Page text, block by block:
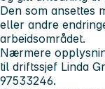
Den som ansettes
eller andre
arbeidsområdet.
Nærmere
til driftssjef Linda
97533246.